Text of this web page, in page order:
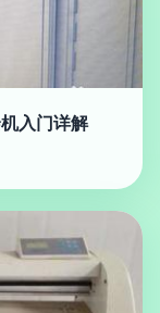
入门详解